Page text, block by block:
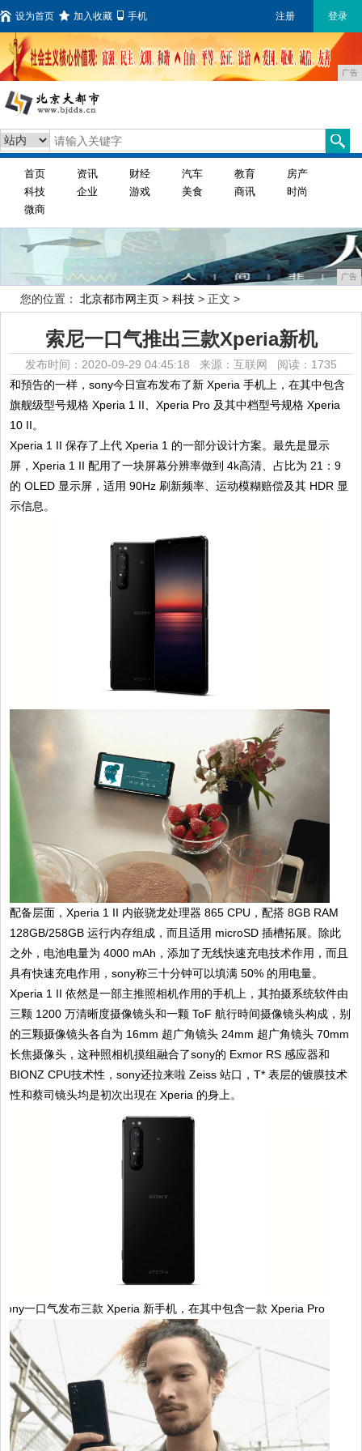
设为首页 加入收藏 手机 注册 登录
广告
首页 资讯 财经 汽车 教育
房产
科技
企业 游戏 美食 商讯
时尚
微商
广告
您的位置： 北京都市网主页 > 科技 > 正文 >
索尼一口气推出三款Xperia新机
发布时间：2020-09-29 04:45:18 来源：互联网 阅读：1735
和預告的一样，sony今日宣布发布了新 Xperia 手机上，在其中包含
旗舰级型号规格 Xperia 1 II、Xperia Pro 及其中档型号规格 Xperia
10 II。
Xperia 1 II 保存了上代 Xperia 1 的一部分设计方案。最先是显示
屏，Xperia 1 II 配用了一块屏幕分辨率做到 4k高清、占比为 21：9
的 OLED 显示屏，适用 90Hz 刷新频率、运动模糊赔偿及其 HDR 显
示信息。
配备层面，Xperia 1 II 内嵌骁龙处理器 865 CPU，配搭 8GB RAM
128GB/258GB 运行内存组成，而且适用 microSD 插槽拓展。除此
之外，电池电量为 4000 mAh，添加了无线快速充电技术作用，而且
具有快速充电作用，sony称三十分钟可以填满 50% 的用电量。
Xperia 1 II 依然是一部主推照相机作用的手机上，其拍摄系统软件由
三颗 1200 万清晰度摄像镜头和一颗 ToF 航行時间摄像镜头构成，别
的三颗摄像镜头各自为 16mm 超广角镜头 24mm 超广角镜头 70mm
长焦摄像头，这种照相机摸组融合了sony的 Exmor RS 感应器和
BIONZ CPU技术性，sony还拉来啦 Zeiss 站口，T* 表层的镀膜技术
性和蔡司镜头均是初次出現在 Xperia 的身上。